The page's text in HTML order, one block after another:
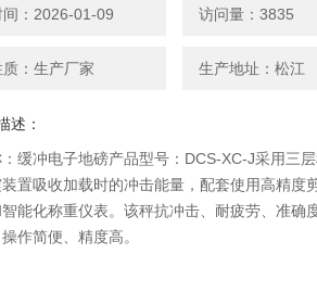
间：2026-01-09 访问量：3835
质：生产厂家 生产地址：松江
述：
缓冲电子地磅产品型号：DCS-XC-J采用三
置吸收加载时的冲击能量，配套使用高精度
能化称重仪表。该秤抗冲击、耐疲劳、准确
作简便、精度高。